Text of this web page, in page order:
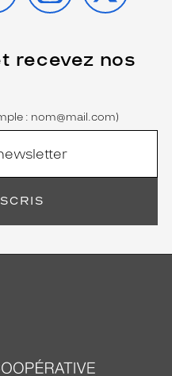
recevez nos
: nom@mail.com)